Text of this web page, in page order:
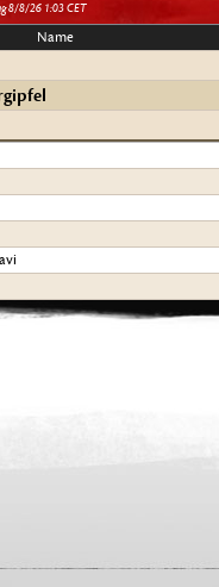
8/8/26 1:03 CET
Name